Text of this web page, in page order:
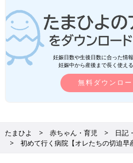
妊娠日数や生後日数に合った情
妊娠中から産後まで長く使え
無料ダウンロー
たまひよ 赤ちゃん・育児 日記
初めて行く病院【オレたちの切迫早